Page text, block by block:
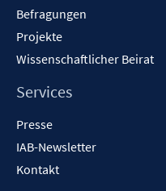
Befragungen
Projekte
Wissenschaftlicher Beirat
Services
Presse
IAB-Newsletter
Kontakt